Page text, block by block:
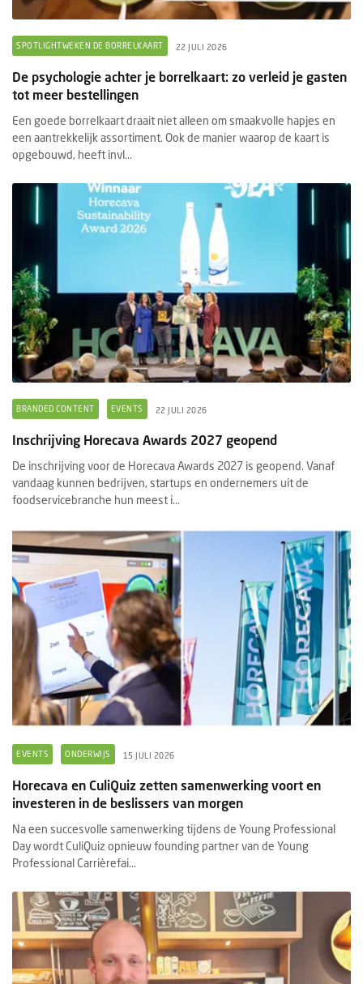
SPOTLIGHTWEKEN DE BORRELKAART 22 JULI 2026
De psychologie achter je borrelkaart: zo verleid je gasten
tot meer bestellingen
Een goede borrelkaart draait niet alleen om smaakvolle hapjes en
een aantrekkelijk assortiment. Ook de manier waarop de kaart is
opgebouwd, heeft invl...
BRANDED CONTENT EVENTS 22 JULI 2026
Inschrijving Horecava Awards 2027 geopend
De inschrijving voor de Horecava Awards 2027 is geopend. Vanaf
vandaag kunnen bedrijven, startups en ondernemers uit de
foodservicebranche hun meest i...
EVENTS ONDERWIJS 15 JULI 2026
Horecava en CuliQuiz zetten samenwerking voort en
investeren in de beslissers van morgen
Na een succesvolle samenwerking tijdens de Young Professional
Day wordt CuliQuiz opnieuw founding partner van de Young
Professional Carrièrefai...